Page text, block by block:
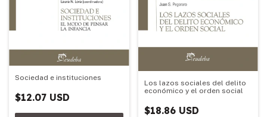
Sociedad e instituciones
$12.07 USD
Los lazos sociales del delito
económico y el orden social
$18.86 USD